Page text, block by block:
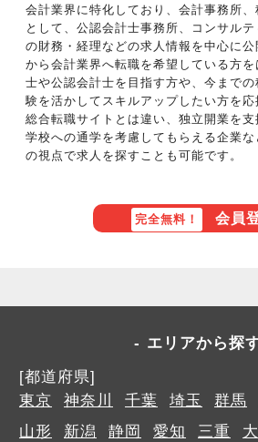
会計業界に特化しており、会計事務所
として、公認会計士事務所、コンサル
の財務・経理などの求人情報を中心に
から会計業界へ転職を希望している方
士や公認会計士を目指す方や、今まで
験を活かしてスキルアップしたい方を応
総合転職サイトとは違い、独立開業を
学校への通学を考慮してもらえる企業
の視点で求人を探すことも可能です。
完全無料！ 会員
エリアから探
[都道府県]
東京
神奈川 千葉 埼玉 群馬
山形
新潟 静岡 愛知 三重